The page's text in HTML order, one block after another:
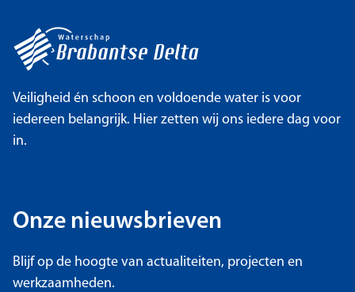
Veiligheid én schoon en voldoende water is voor
iedereen belangrijk. Hier zetten wij ons iedere dag voor
in.
Onze nieuwsbrieven
Blijf op de hoogte van actualiteiten, projecten en
werkzaamheden.